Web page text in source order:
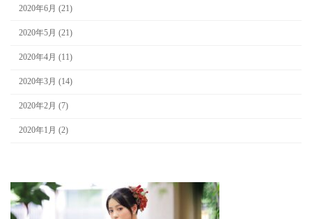
2020年6月 (21)
2020年5月 (21)
2020年4月 (11)
2020年3月 (14)
2020年2月 (7)
2020年1月 (2)